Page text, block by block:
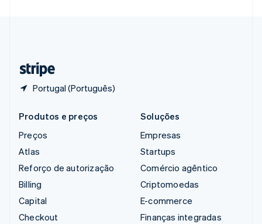
Portugal (Português)
Produtos e preços
Preços
Atlas
Reforço de autorização
Billing
Capital
Checkout
Soluções
Empresas
Startups
Comércio agêntico
Criptomoedas
E-commerce
Finanças integradas